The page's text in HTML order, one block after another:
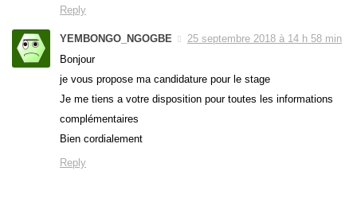
Reply
YEMBONGO_NGOGBE
25 septembre 2018 à 14 h 58 min
Bonjour
je vous propose ma candidature pour le stage
Je me tiens a votre disposition pour toutes les informations
complémentaires
Bien cordialement
Reply